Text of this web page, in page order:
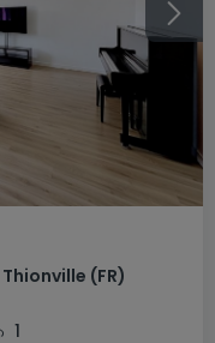
Thionville (FR)
1